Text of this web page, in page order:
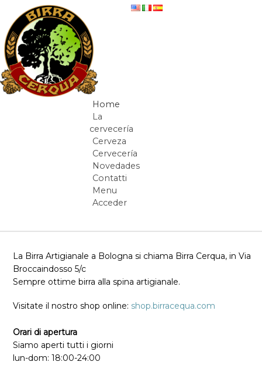
Saltar al contenido
Birra Artigianale Cerqua Bologna
Navegación
Home
La
cervecería
Cerveza
Cervecería
Novedades
Contatti
Menu
Acceder
Camino de migas
La Birra Artigianale a Bologna si chiama Birra Cerqua, in Via
Broccaindosso 5/c
Sempre ottime birra alla spina artigianale.
Visitate il nostro shop online: shop.birracequa.com
Orari di apertura
Siamo aperti tutti i giorni
lun-dom: 18:00-24:00